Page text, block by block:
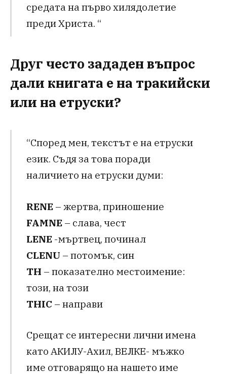
средата на първо хилядолетие
преди Христа. “
Друг често зададен въпрос
дали книгата е на тракийски
или на етруски?
“Според мен, текстът е на етруски
език. Съдя за това поради
наличието на етруски думи:
RENE– жертва, приношение
FAMNЕ– слава, чест
LENE-мъртвец, починал
CLENU – потомък, син
TH – показателно местоимение:
този, на този
THIC – направи
Срещат се интересни лични имена
като АКИЛУ-Ахил, ВЕЛКЕ- мъжко
име отговарящо на нашето име